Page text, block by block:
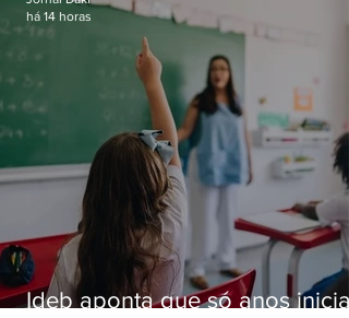
Ideb aponta que só anos
há 14 horas